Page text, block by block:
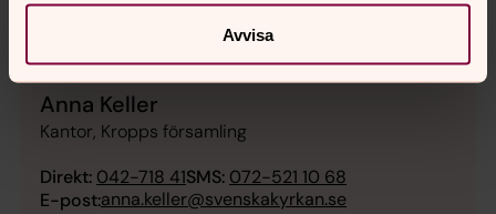
Avvisa
Anna Keller
Kantor, Kropps församling
Direkt: 042-718 41SMS: 072-521 10 68
E-post:anna.keller@svenskakyrkan.se